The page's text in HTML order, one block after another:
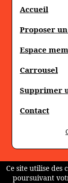
Accueil
Proposer
Espace
Carrousel
Supprimer
Contact
Ce site utilise
poursuivant